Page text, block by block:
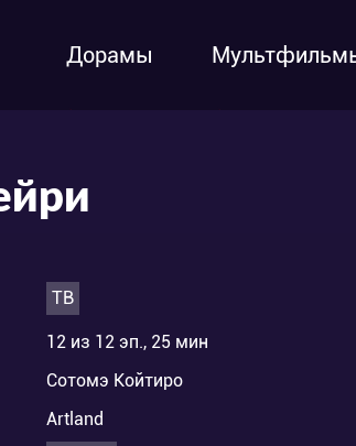
Дорамы
ТВ
12 из 12 эп., 25 мин
Сотомэ Койтиро
Artland